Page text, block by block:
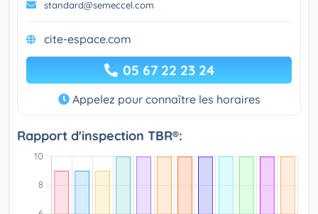
standard@semeccel.com
cite-espace.com
05 67 22 23 24
Appelez pour connaître les horaires
Rapport d'inspection TBR®: